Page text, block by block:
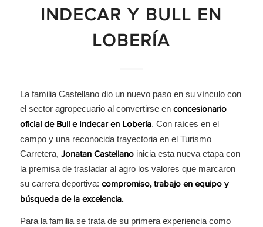
INDECAR Y BULL EN
LOBERÍA
La familia Castellano dio un nuevo paso en su vínculo con
el sector agropecuario al convertirse en concesionario
oficial de Bull e Indecar en Lobería. Con raíces en el
campo y una reconocida trayectoria en el Turismo
Carretera, Jonatan Castellano inicia esta nueva etapa con
la premisa de trasladar al agro los valores que marcaron
su carrera deportiva: compromiso, trabajo en equipo y
búsqueda de la excelencia.
Para la familia se trata de su primera experiencia como